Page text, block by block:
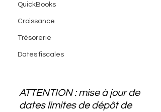
QuickBooks
Croissance
Trésorerie
Dates fiscales
ATTENTION : mise à jour de
dates limites de dépôt de